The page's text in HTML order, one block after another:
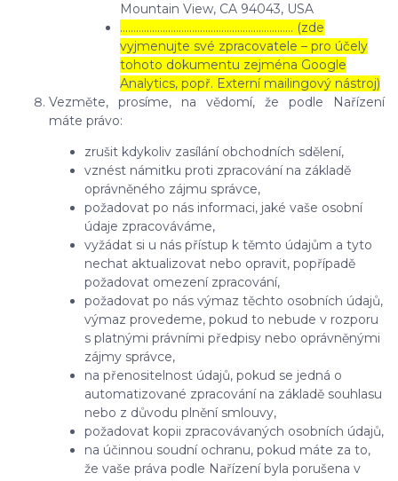
Mountain View, CA 94043, USA
……………………………………………………..… (zde
vyjmenujte své zpracovatele – pro účely
tohoto dokumentu zejména Google
Analytics, popř. Externí mailingový nástroj)
Vezměte, prosíme, na vědomí, že podle Nařízení
máte právo:
zrušit kdykoliv zasílání obchodních sdělení,
vznést námitku proti zpracování na základě
oprávněného zájmu správce,
požadovat po nás informaci, jaké vaše osobní
údaje zpracováváme,
vyžádat si u nás přístup k těmto údajům a tyto
nechat aktualizovat nebo opravit, popřípadě
požadovat omezení zpracování,
požadovat po nás výmaz těchto osobních údajů,
výmaz provedeme, pokud to nebude v rozporu
s platnými právními předpisy nebo oprávněnými
zájmy správce,
na přenositelnost údajů, pokud se jedná o
automatizované zpracování na základě souhlasu
nebo z důvodu plnění smlouvy,
požadovat kopii zpracovávaných osobních údajů,
na účinnou soudní ochranu, pokud máte za to,
že vaše práva podle Nařízení byla porušena v